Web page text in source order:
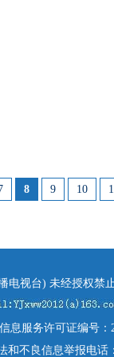
8 9 10
电视台) 未经授权禁
息服务许可证编号：
和不良信息举报电话：